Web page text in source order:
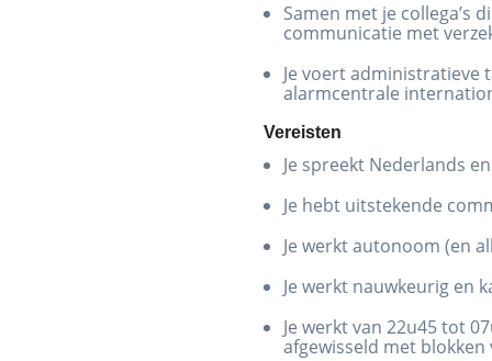
Samen met je collega’s
communicatie met
Je voert administratieve
alarmcentrale
Vereisten
Je spreekt Nederlands
Je hebt uitstekende
Je werkt autonoom (en
Je werkt nauwkeurig en
Je werkt van 22u45 tot
afgewisseld met